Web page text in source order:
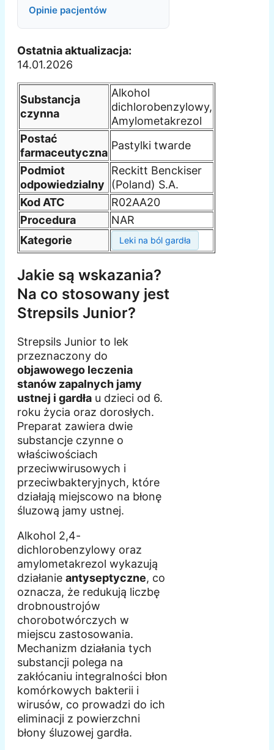
Opinie pacjentów
Ostatnia aktualizacja:
14.01.2026
Substancja
czynna
Alkohol
dichlorobenzylowy,
Amylometakrezol
Postać
farmaceutyczna
Pastylki twarde
Podmiot
odpowiedzialny
Reckitt Benckiser
(Poland) S.A.
Kod ATC
R02AA20
Procedura
NAR
Kategorie
Leki na ból gardła
Jakie są wskazania?
Na co stosowany jest
Strepsils Junior?
Strepsils Junior to lek
przeznaczony do
objawowego leczenia
stanów zapalnych jamy
ustnej i gardła u dzieci od 6.
roku życia oraz dorosłych.
Preparat zawiera dwie
substancje czynne o
właściwościach
przeciwwirusowych i
przeciwbakteryjnych, które
działają miejscowo na błonę
śluzową jamy ustnej.
Alkohol 2,4-
dichlorobenzylowy oraz
amylometakrezol wykazują
działanie antyseptyczne, co
oznacza, że redukują liczbę
drobnoustrojów
chorobotwórczych w
miejscu zastosowania.
Mechanizm działania tych
substancji polega na
zakłócaniu integralności błon
komórkowych bakterii i
wirusów, co prowadzi do ich
eliminacji z powierzchni
błony śluzowej gardła.